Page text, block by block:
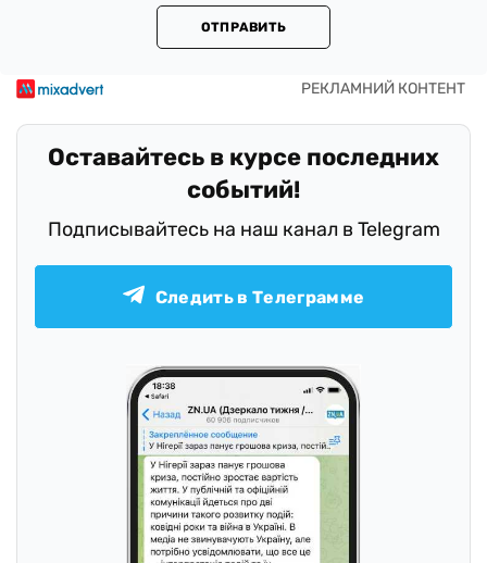
ОТПРАВИТЬ
Оставайтесь в курсе последних
событий!
Подписывайтесь на наш канал в Telegram
Следить в Телеграмме